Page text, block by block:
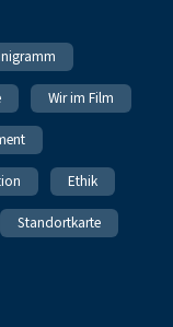
Wir im Film
Ethik
Standortkarte